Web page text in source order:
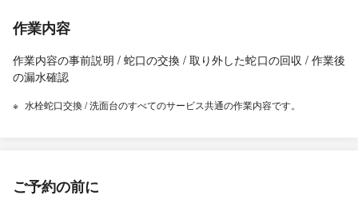
作業内容
作業内容の事前説明 / 蛇口の交換 / 取り外した蛇口の回収 / 作業後
の漏水確認
水栓蛇口交換 / 洗面台のすべてのサービス共通の作業内容です。
ご予約の前に